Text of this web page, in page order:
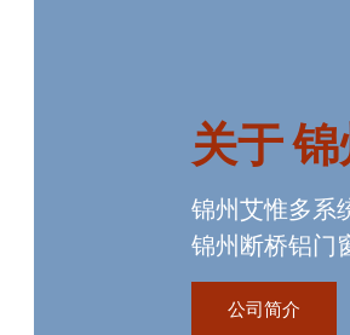
关于
锦州艾惟多系
锦州断桥铝门
资质,玻璃幕
生产线。
公司简介